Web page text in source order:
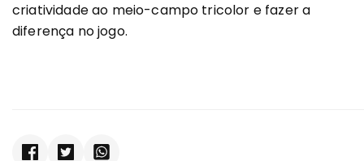
criatividade ao meio-campo tricolor e fazer a
diferença no jogo.